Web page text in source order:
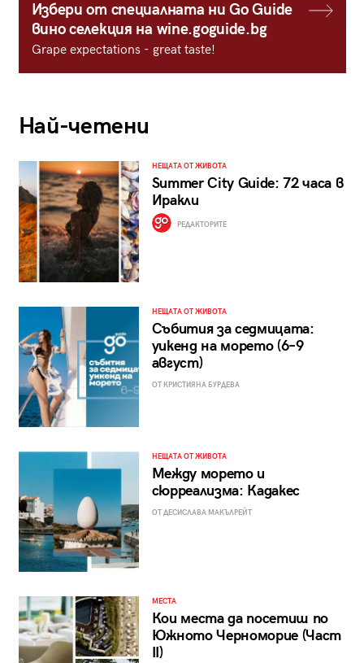
Избери от специалната ни Go Guide
вино селекция на wine.goguide.bg
Grape expectations - great taste!
Най-четени
НЕЩАТА ОТ ЖИВОТА
Summer City Guide: 72 часа в
Иракли
РЕДАКТОРИТЕ
НЕЩАТА ОТ ЖИВОТА
Събития за седмицата:
уикенд на морето (6–9
август)
ОТ КРИСТИЯНА БУРДЕВА
НЕЩАТА ОТ ЖИВОТА
Между морето и
сюрреализма: Кадакес
ОТ ДЕСИСЛАВА МАКЪЛРЕЙТ
МЕСТА
Кои места да посетиш по
Южното Черноморие (Част
II)